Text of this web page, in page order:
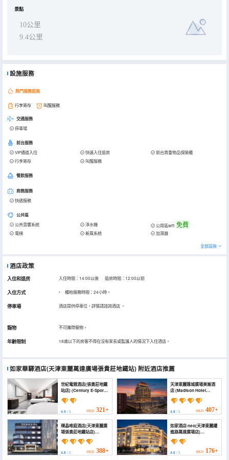
景點
10公里
9.4公里
設施服務
熱門服務設施
行李寄存 叫醒服務
交通服務
停車場
前台服務
VIP通道入住 快速入住退房
前台貴重物品保險櫃
行李寄存
叫醒服務
餐飲服務
商務服務
快遞服務
公共區
公共音響系統 淨水機 公用區wifi 免費
電梯 新風系統 加濕器
全部設施
酒店政策
入住和退房 入住時間：14:00以後 退房時間：12:00以前
入住方式 櫃枱服務時間：24小時。
停車場 酒店提供停車位，詳情請諮詢酒店 。
寵物 不可攜帶寵物。
年齡限制 18歲以下的房客不得在沒有家長或監護人的情況下入住酒店。
如家華驛酒店(天津東麗萬達廣場張貴莊地鐵站) 附近酒店推薦
世紀電競酒店(張貴莊地鐵
站店) (Century E-Sports
Hotel (Zhangguizhuang
Subway Station))
4.9 / 5 HKD 321+
天津東麗匯城廣場美崙酒
店 (Madison Hotel
Tianjin Dongli Huicheng
Square)
4.8/ 5 HKD 407+
璞晶唯庭酒店(天津東麗廣
場張貴莊地鐵站店)
(Pujing Waiting Hotel
(Dongli Plaza
Zhangguizhuang
Subway Station))
4.8 / 5 HKD 388+
如家酒店·neo(天津東麗躍
進路萬達廣場店)
(Homeinn · neo (Tianjin
Dongli Yuejin Road
Wanda Plaza))
4.6/ 5 HKD 176+